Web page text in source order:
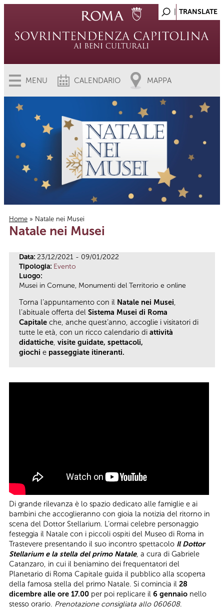
MENU CALENDARIO MAPPA
Tu sei qui
Home » Natale nei Musei
Natale nei Musei
Data: 23/12/2021 - 09/01/2022
Tipologia: Evento
Luogo:
Musei in Comune, Monumenti del Territorio e online
Torna l’appuntamento con il Natale nei Musei,
l’abituale offerta del Sistema Musei di Roma
Capitale che, anche quest’anno, accoglie i visitatori di
tutte le età, con un ricco calendario di attività
didattiche, visite guidate, spettacoli,
giochi e passeggiate itineranti.
Di grande rilevanza è lo spazio dedicato alle famiglie e ai
bambini che accoglieranno con gioia la notizia del ritorno in
scena del Dottor Stellarium. L’ormai celebre personaggio
festeggia il Natale con i piccoli ospiti del Museo di Roma in
Trastevere presentando il suo incontro spettacolo Il Dottor
Stellarium e la stella del primo Natale, a cura di Gabriele
Catanzaro, in cui il beniamino dei frequentatori del
Planetario di Roma Capitale guida il pubblico alla scoperta
della famosa stella del primo Natale. Si comincia il 28
dicembre alle ore 17.00 per poi replicare il 6 gennaio nello
stesso orario. Prenotazione consigliata allo 060608.